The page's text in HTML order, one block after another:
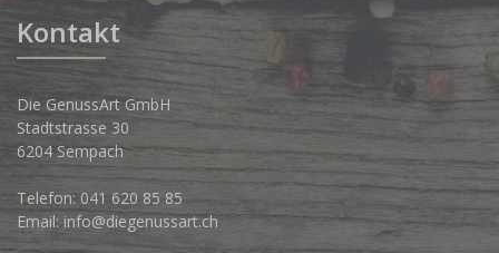
Kontakt
Die GenussArt GmbH
Stadtstrasse 30
6204 Sempach
Telefon: 041 620 85 85
Email: info@diegenussart.ch